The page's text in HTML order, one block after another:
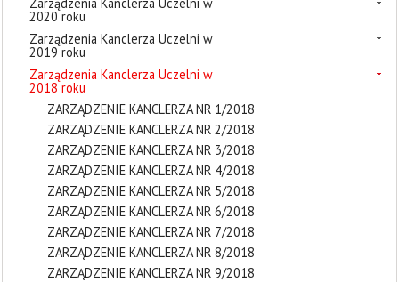
2020 roku
Zarządzenia Kanclerza Uczelni w
2019 roku
Zarządzenia Kanclerza Uczelni w
2018 roku
ZARZĄDZENIE KANCLERZA NR 1/2018
ZARZĄDZENIE KANCLERZA NR 2/2018
ZARZĄDZENIE KANCLERZA NR 3/2018
ZARZĄDZENIE KANCLERZA NR 4/2018
ZARZĄDZENIE KANCLERZA NR 5/2018
ZARZĄDZENIE KANCLERZA NR 6/2018
ZARZĄDZENIE KANCLERZA NR 7/2018
ZARZĄDZENIE KANCLERZA NR 8/2018
ZARZĄDZENIE KANCLERZA NR 9/2018